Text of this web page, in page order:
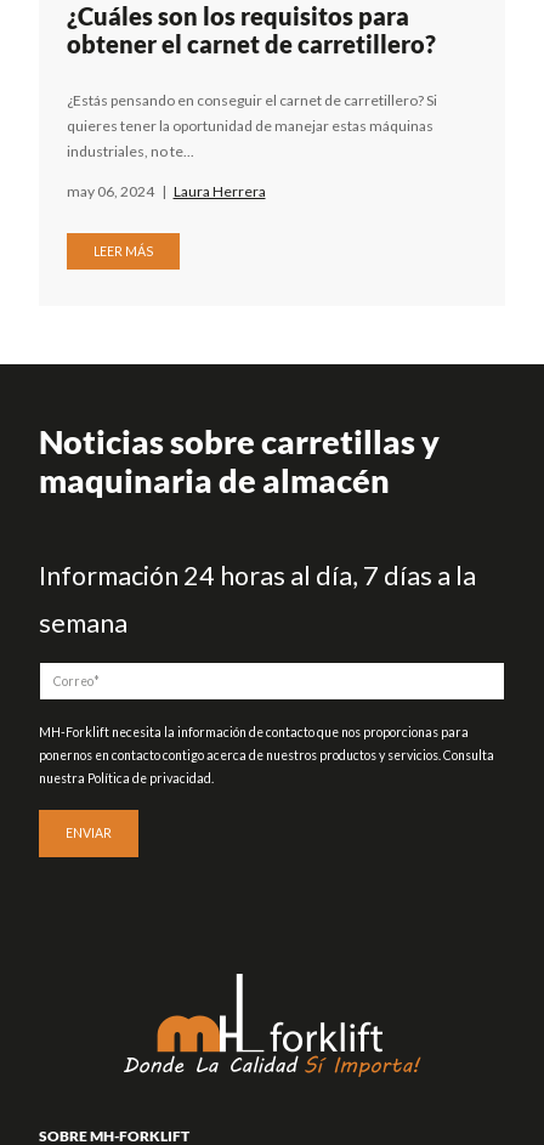
¿Cuáles son los requisitos para
obtener el carnet de carretillero?
¿Estás pensando en conseguir el carnet de carretillero? Si
quieres tener la oportunidad de manejar estas máquinas
industriales, no te...
may 06, 2024 | Laura Herrera
LEER MÁS
Noticias sobre carretillas y
maquinaria de almacén
Información 24 horas al día, 7 días a la
semana
MH-Forklift necesita la información de contacto que nos proporcionas para
ponernos en contacto contigo acerca de nuestros productos y servicios. Consulta
nuestra Política de privacidad.
SOBRE MH-FORKLIFT